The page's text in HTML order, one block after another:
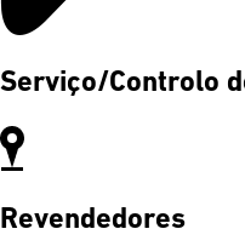
Serviço/Controlo
Revendedores